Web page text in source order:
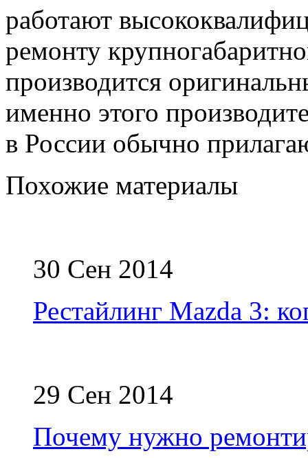
работают
ремонту
производится
именно этого
в России обычно
Похожие материалы
30 Сен 2014
Рестайлинг Mazda 3:
29 Сен 2014
Почему нужно